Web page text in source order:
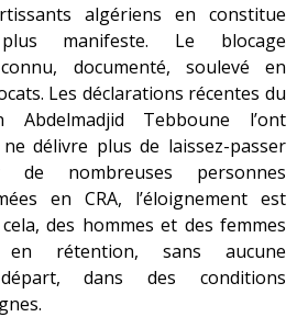
algériens en constitue
manifeste. Le blocage
documenté, soulevé en
Les déclarations récentes du
Abdelmadjid Tebboune l’ont
délivre plus de laissez-passer
de nombreuses personnes
en CRA, l’éloignement est
des hommes et des femmes
rétention, sans aucune
dans des conditions